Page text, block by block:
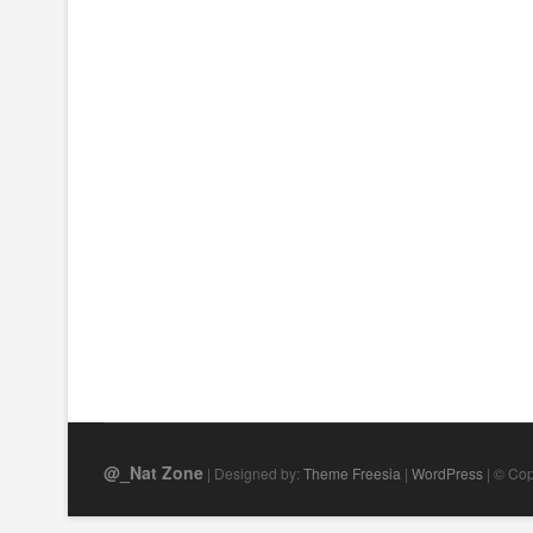
@_Nat Zone | Designed by: Theme Freesia | WordPress | ©